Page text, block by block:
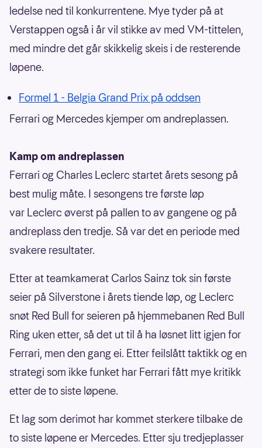
ledelse ned til konkurrentene. Mye tyder på at
Verstappen også i år vil stikke av med VM-tittelen,
med mindre det går skikkelig skeis i de resterende
løpene.
Formel 1 - Belgia Grand Prix på oddsen
Ferrari og Mercedes kjemper om andreplassen.
Kamp om andreplassen
Ferrari og Charles Leclerc startet årets sesong på
best mulig måte. I sesongens tre første løp
var Leclerc øverst på pallen to av gangene og på
andreplass den tredje. Så var det en periode med
svakere resultater.
Etter at teamkamerat Carlos Sainz tok sin første
seier på Silverstone i årets tiende løp, og Leclerc
snøt Red Bull for seieren på hjemmebanen Red Bull
Ring uken etter, så det ut til å ha løsnet litt igjen for
Ferrari, men den gang ei. Etter feilslått taktikk og en
strategi som ikke funket har Ferrari fått mye kritikk
etter de to siste løpene.
Et lag som derimot har kommet sterkere tilbake de
to siste løpene er Mercedes. Etter sju tredjeplasser